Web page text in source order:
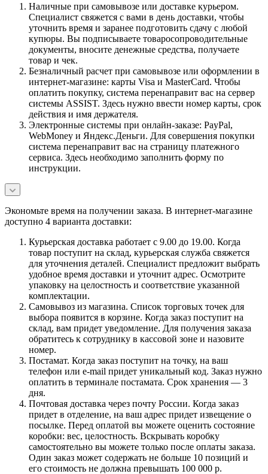
Наличные при самовывозе или доставке курьером.
Специалист свяжется с вами в день доставки, чтобы
уточнить время и заранее подготовить сдачу с любой
купюры. Вы подписываете товаросопроводительные
документы, вносите денежные средства, получаете
товар и чек.
Безналичный расчет при самовывозе или оформлении в
интернет-магазине: карты Visa и MasterCard. Чтобы
оплатить покупку, система перенаправит вас на сервер
системы ASSIST. Здесь нужно ввести номер карты, срок
действия и имя держателя.
Электронные системы при онлайн-заказе: PayPal,
WebMoney и Яндекс.Деньги. Для совершения покупки
система перенаправит вас на страницу платежного
сервиса. Здесь необходимо заполнить форму по
инструкции.
Экономьте время на получении заказа. В интернет-магазине
доступно 4 варианта доставки:
Курьерская доставка работает с 9.00 до 19.00. Когда
товар поступит на склад, курьерская служба свяжется
для уточнения деталей. Специалист предложит выбрать
удобное время доставки и уточнит адрес. Осмотрите
упаковку на целостность и соответствие указанной
комплектации.
Самовывоз из магазина. Список торговых точек для
выбора появится в корзине. Когда заказ поступит на
склад, вам придет уведомление. Для получения заказа
обратитесь к сотруднику в кассовой зоне и назовите
номер.
Постамат. Когда заказ поступит на точку, на ваш
телефон или e-mail придет уникальный код. Заказ нужно
оплатить в терминале постамата. Срок хранения — 3
дня.
Почтовая доставка через почту России. Когда заказ
придет в отделение, на ваш адрес придет извещение о
посылке. Перед оплатой вы можете оценить состояние
коробки: вес, целостность. Вскрывать коробку
самостоятельно вы можете только после оплаты заказа.
Один заказ может содержать не больше 10 позиций и
его стоимость не должна превышать 100 000 р.